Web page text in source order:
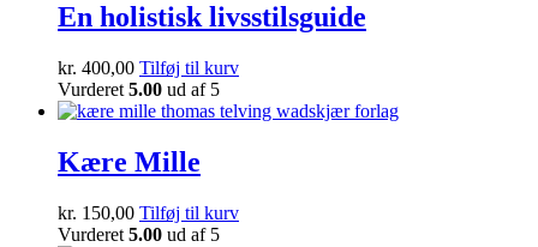
En holistisk livsstilsguide
kr. 400,00 Tilføj til kurv
Vurderet 5.00 ud af 5
Kære Mille
kr. 150,00 Tilføj til kurv
Vurderet 5.00 ud af 5